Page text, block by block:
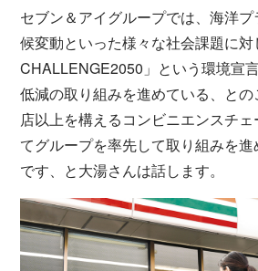
セブン＆アイグループでは、海洋
候変動といった様々な社会課題に
CHALLENGE2050」という環境宣
低減の取り組みを進めている、と
店以上を構えるコンビニエンスチ
てグループを率先して取り組みを
です、と大湯さんは話します。